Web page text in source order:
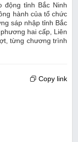
động tỉnh Bắc Ninh
hành của tổ chức
sáp nhập tỉnh Bắc
hai cấp, Liên
từng chương trình
Copy link